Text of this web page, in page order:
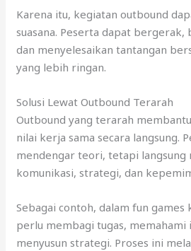
Karena itu, kegiatan outbound
suasana. Peserta dapat
dan menyelesaikan tantangan
yang lebih ringan.
Solusi Lewat Outbound Terarah
Outbound yang terarah
nilai kerja sama secara langsung.
mendengar teori, tetapi
komunikasi, strategi, dan
Sebagai contoh, dalam fun
perlu membagi tugas, memahami
menyusun strategi. Proses ini